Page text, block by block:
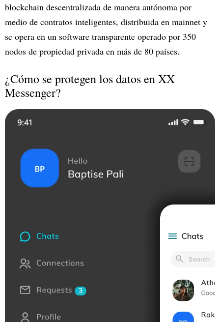
blockchain descentralizada de manera autónoma por
medio de contratos inteligentes, distribuida en mainnet y
se opera en un software transparente operado por 350
nodos de propiedad privada en más de 80 países.
¿Cómo se protegen los datos en XX
Messenger?